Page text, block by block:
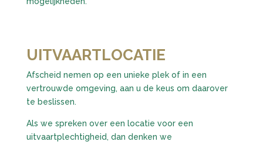
UITVAARTLOCATIE
Afscheid nemen op een unieke plek of in een
vertrouwde omgeving, aan u de keus om daarover
te beslissen.
Als we spreken over een locatie voor een
uitvaartplechtigheid, dan denken we